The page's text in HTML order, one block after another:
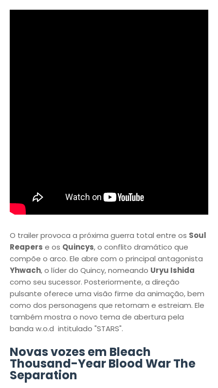
O trailer provoca a próxima guerra total entre os Soul
Reapers e os Quincys, o conflito dramático que
compõe o arco. Ele abre com o principal antagonista
Yhwach, o líder do Quincy, nomeando Uryu Ishida
como seu sucessor. Posteriormente, a direção
pulsante oferece uma visão firme da animação, bem
como dos personagens que retornam e estreiam. Ele
também mostra o novo tema de abertura pela
banda w.o.d intitulado "STARS".
Novas vozes em Bleach
Thousand-Year Blood War The
Separation